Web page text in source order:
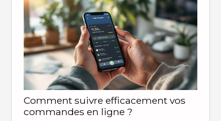
Comment suivre efficacement vos
commandes en ligne ?